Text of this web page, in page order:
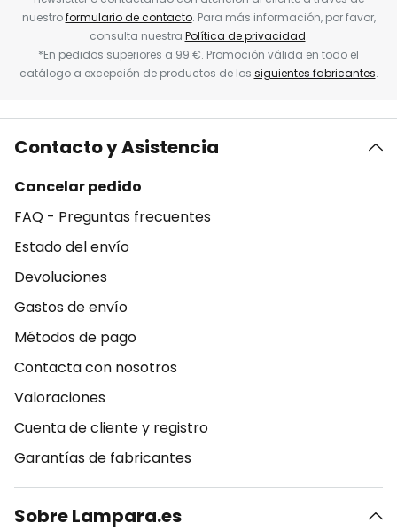
nuestroformulario de contacto. Para más información, por favor,
consulta nuestra Política de privacidad.
*En pedidos superiores a 99 €. Promoción válida en todo el
catálogo a excepción de productos de los siguientes fabricantes.
Contacto y Asistencia
Cancelar pedido
FAQ - Preguntas frecuentes
Estado del envío
Devoluciones
Gastos de envío
Métodos de pago
Contacta con nosotros
Valoraciones
Cuenta de cliente y registro
Garantías de fabricantes
Sobre Lampara.es